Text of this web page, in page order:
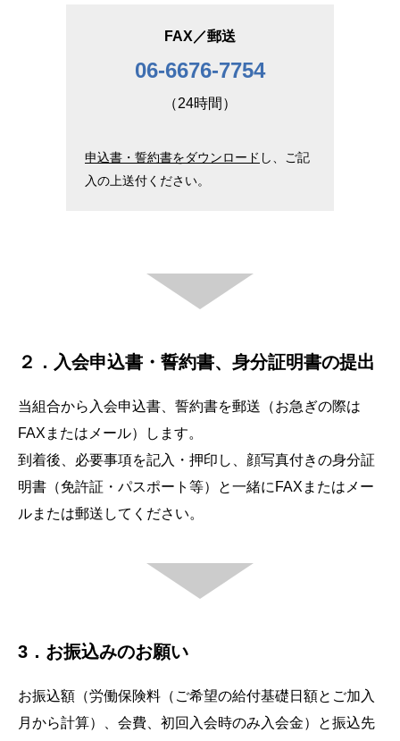
FAX／郵送
06-6676-7754
（24時間）
申込書・誓約書をダウンロード し、ご記
入の上送付ください。
２．入会申込書・誓約書、身分証明書の提出
当組合から入会申込書、誓約書を郵送（お急ぎの際は
FAXまたはメール）します。
到着後、必要事項を記入・押印し、顔写真付きの身分証
明書（免許証・パスポート等）と一緒にFAXまたはメー
ルまたは郵送してください。
3．お振込みのお願い
お振込額（労働保険料（ご希望の給付基礎日額とご加入
月から計算）、会費、初回入会時のみ入会金）と振込先